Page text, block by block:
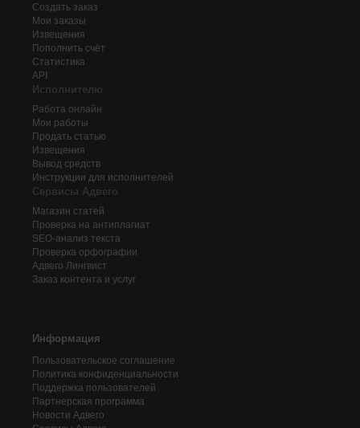
Создать заказ
Мои заказы
Извещения
Пополнить счёт
Статистика
API
Исполнителю
Работа онлайн
Мои работы
Продать статью
Извещения
Вывод средств
Инструкции для исполнителей
Сервисы Адвего
Магазин статей
Проверка на антиплагиат
SEO-анализ текста
Проверка орфографии
Адвего Лингвист
Заказ контента и услуг
Информация
Пользовательское соглашение
Политика конфиденциальности
Поддержка пользователей
Партнерская программа
Новости Адвего